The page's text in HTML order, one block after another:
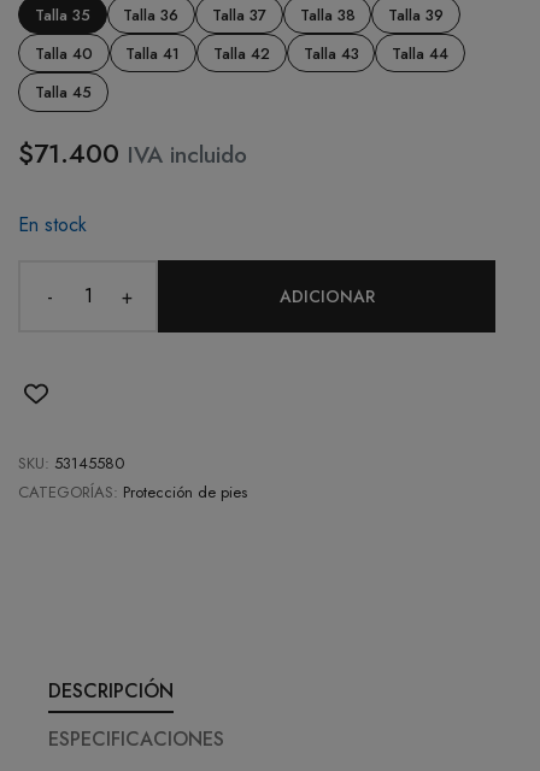
Talla 35 Talla 36 Talla 37 Talla 38
Talla 39
Talla 40
Talla 41 Talla 42 Talla 43
Talla 44
Talla 45
$71.400 IVA incluido
En stock
- + ADICIONAR
SKU: 53145580
CATEGORÍAS: Protección de pies
DESCRIPCIÓN
ESPECIFICACIONES